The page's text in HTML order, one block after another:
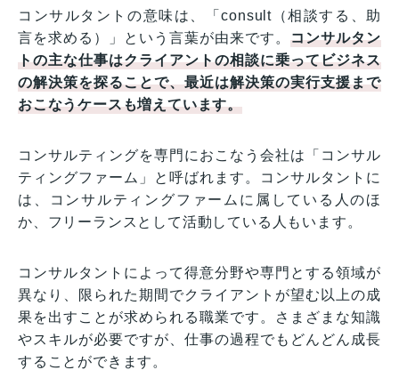
コンサルタントの意味は、「consult（相談する、助
言を求める）」という言葉が由来です。コンサルタン
トの主な仕事はクライアントの相談に乗ってビジネス
の解決策を探ることで、最近は解決策の実行支援まで
おこなうケースも増えています。
コンサルティングを専門におこなう会社は「コンサル
ティングファーム」と呼ばれます。コンサルタントに
は、コンサルティングファームに属している人のほ
か、フリーランスとして活動している人もいます。
コンサルタントによって得意分野や専門とする領域が
異なり、限られた期間でクライアントが望む以上の成
果を出すことが求められる職業です。さまざまな知識
やスキルが必要ですが、仕事の過程でもどんどん成長
することができます。